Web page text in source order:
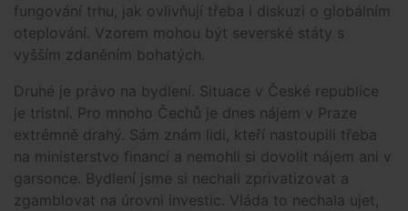
fungování trhu, jak ovlivňují třeba i diskuzi o globálním
oteplování. Vzorem mohou být severské státy s
vyšším zdaněním bohatých.
Druhé je právo na bydlení. Situace v České republice
je tristní. Pro mnoho Čechů je dnes nájem v Praze
extrémně drahý. Sám znám lidi, kteří nastoupili třeba
na ministerstvo financí a nemohli si dovolit nájem ani v
garsonce. Bydlení jsme si nechali zprivatizovat a
zgamblovat na úrovni investic. Vláda to nechala ujet,